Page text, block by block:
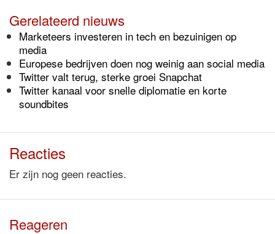
Gerelateerd nieuws
Marketeers investeren in tech en bezuinigen op
media
Europese bedrijven doen nog weinig aan social media
Twitter valt terug, sterke groei Snapchat
Twitter kanaal voor snelle diplomatie en korte
soundbites
Reacties
Er zijn nog geen reacties.
Reageren